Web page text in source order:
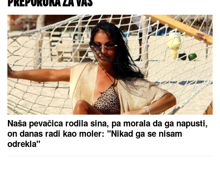
otkrila zbog čega je pretukla taksistu: "U ovo
nevreme..."
(FOTO) EVO GDE SE NALAZI PRVI MUŽ JOVANE
JEREMIĆ